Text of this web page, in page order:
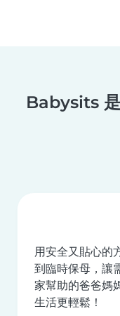
Babysits
用安全又貼心的
到臨時保母，讓
家幫助的爸爸媽
生活更輕鬆！